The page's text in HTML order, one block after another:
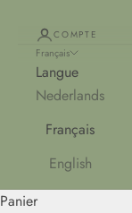
COMPTE
Français
Langue
Nederlands
Français
English
Panier